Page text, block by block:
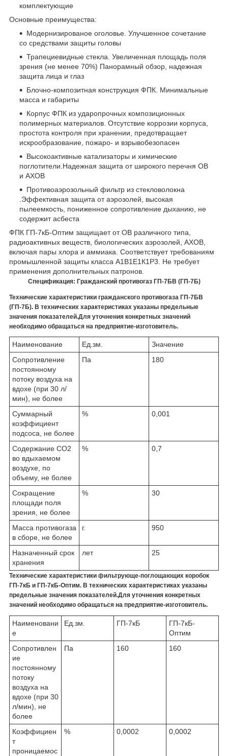
комплектующие
Основные преимущества:
Модернизированое оголовье. Улучшенное сочетание
со средствами защиты головы
Трапециевидные стекла. Увеличенная площадь поля
зрения (не менее 70%) Панорамный обзор, надежная
защита лица и глаз
Блочно-композитная конструкция ФПК. Минимальные
масса и габариты
Корпус ФПК из ударопрочных композиционных
полимерных материалов. Отсутствие коррозии корпуса,
простота контроля при хранении, предотвращает
искрообразование, пожаро- и взрывобезопасен
Высокоактивные катализаторы и химические
поглотители.Надежная защита от широкого перечня ОВ
и АХОВ
Противоаэрозольный фильтр из стекловолокна
.Эффективная защита от аэрозолей, высокая
пылеемкость, пониженное сопротивление дыханию, не
содержит асбеста
ФПК ГП-7кБ-Оптим защищает от ОВ различного типа,
радиоактивных веществ, биологических аэрозолей, АХОВ,
включая пары хлора и аммиака. Соответствует требованиям
промышленной защиты класса А1В1Е1К1Р3. Не требует
применения дополнительных патронов.
Спецификация: Гражданский противогаз ГП-7БВ (ГП-7Б)
Технические характеристики гражданского противогаза ГП-7БВ
(ГП-7Б). В технических характеристиках указаны предельные
значения показателей.Для уточнения конкретных значений
необходимо обращаться на предприятие-изготовитель.
Наименование Ед.зм.
Значение
Сопротивление
постоянному
потоку воздуха на
вдохе (при 30 л/
мин), не более
Па 180
Суммарный
коэффициент
подсоса, не более
% 0,001
Содержание СО2
во вдыхаемом
воздухе, по
объему, не более
% 0,7
Сокращение
площади поля
зрения, не более
% 30
Масса противогаза
в сборе, не более
г. 950
Назначенный срок
хранения
лет 25
Технические характеристики фильтрующе-поглощающих коробок
ГП-7кБ и ГП-7кБ-Оптим. В технических характеристиках указаны
предельные значения показателей.Для уточнения конкретных
значений необходимо обращаться на предприятие-изготовитель.
Наименовани
е
Ед.зм. ГП-7кБ
ГП-7кБ-
Оптим
Сопротивлен
ие
постоянному
потоку
воздуха на
вдохе (при 30
л/мин), не
более
Па 160 160
Коэффициен
т
проницаемос
% 0,0002 0,0002